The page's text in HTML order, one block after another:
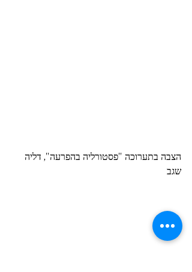
הצבה בתערוכה "פסטורליה בהפרעה", דליה
שגב